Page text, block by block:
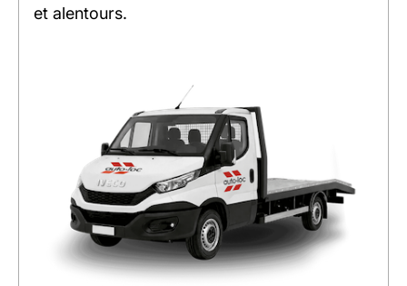
et alentours.